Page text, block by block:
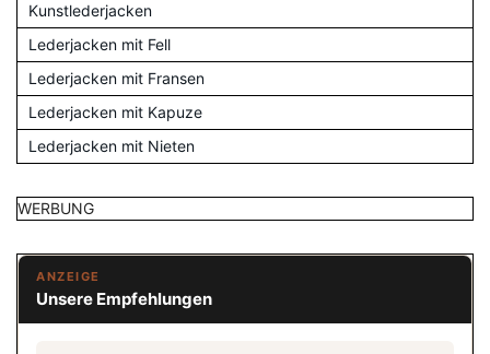
Kunstlederjacken
Lederjacken mit Fell
Lederjacken mit Fransen
Lederjacken mit Kapuze
Lederjacken mit Nieten
WERBUNG
ANZEIGE
Unsere Empfehlungen